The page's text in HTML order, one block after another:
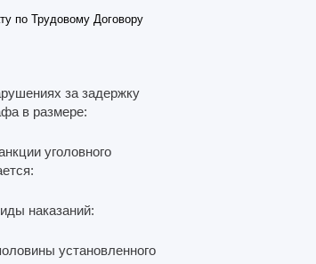
по Трудовому Договору
за задержку
в размере:
уголовного
наказаний:
установленного